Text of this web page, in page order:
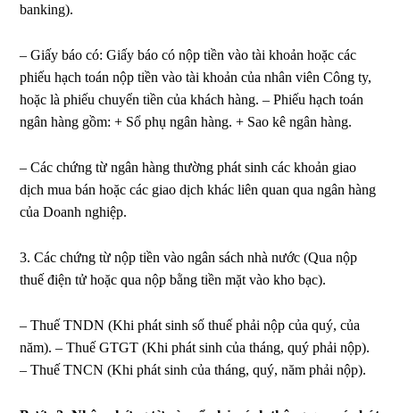
banking).
– Giấy báo có: Giấy báo có nộp tiền vào tài khoản hoặc các
phiếu hạch toán nộp tiền vào tài khoản của nhân viên Công ty,
hoặc là phiếu chuyển tiền của khách hàng. – Phiếu hạch toán
ngân hàng gồm: + Sổ phụ ngân hàng. + Sao kê ngân hàng.
– Các chứng từ ngân hàng thường phát sinh các khoản giao
dịch mua bán hoặc các giao dịch khác liên quan qua ngân hàng
của Doanh nghiệp.
3. Các chứng từ nộp tiền vào ngân sách nhà nước (Qua nộp
thuế điện tử hoặc qua nộp bằng tiền mặt vào kho bạc).
– Thuế TNDN (Khi phát sinh số thuế phải nộp của quý, của
năm). – Thuế GTGT (Khi phát sinh của tháng, quý phải nộp).
– Thuế TNCN (Khi phát sinh của tháng, quý, năm phải nộp).